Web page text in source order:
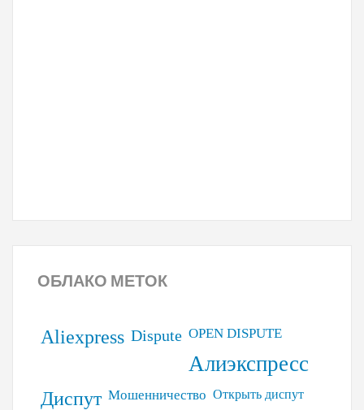
ОБЛАКО МЕТОК
Aliexpress Dispute OPEN DISPUTE
Алиэкспресс
Диспут Мошенничество Открыть диспут